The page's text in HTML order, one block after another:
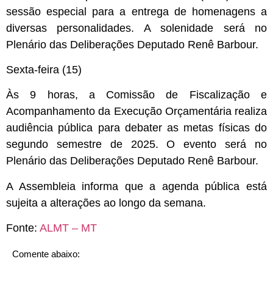
sessão especial para a entrega de homenagens a
diversas personalidades. A solenidade será no
Plenário das Deliberações Deputado Renê Barbour.
Sexta-feira (15)
Às 9 horas, a Comissão de Fiscalização e
Acompanhamento da Execução Orçamentária realiza
audiência pública para debater as metas físicas do
segundo semestre de 2025. O evento será no
Plenário das Deliberações Deputado Renê Barbour.
A Assembleia informa que a agenda pública está
sujeita a alterações ao longo da semana.
Fonte: ALMT – MT
Comente abaixo: